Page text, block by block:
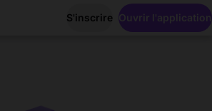
S'inscrire Ouvrir l'application